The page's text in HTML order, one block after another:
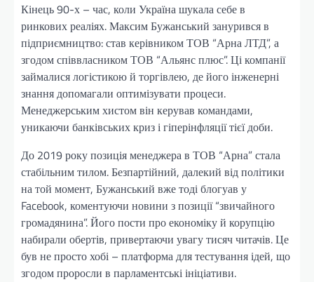
Кінець 90-х – час, коли Україна шукала себе в
ринкових реаліях. Максим Бужанський занурився в
підприємництво: став керівником ТОВ “Арна ЛТД”, а
згодом співвласником ТОВ “Альянс плюс”. Ці компанії
займалися логістикою й торгівлею, де його інженерні
знання допомагали оптимізувати процеси.
Менеджерським хистом він керував командами,
уникаючи банківських криз і гіперінфляції тієї доби.
До 2019 року позиція менеджера в ТОВ “Арна” стала
стабільним тилом. Безпартійний, далекий від політики
на той момент, Бужанський вже тоді блогуав у
Facebook, коментуючи новини з позиції “звичайного
громадянина”. Його пости про економіку й корупцію
набирали обертів, привертаючи увагу тисяч читачів. Це
був не просто хобі – платформа для тестування ідей, що
згодом проросли в парламентські ініціативи.